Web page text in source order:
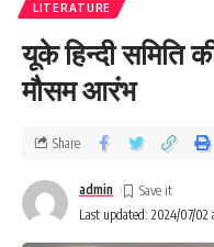
LITERATURE
यूके हिन्दी समिति की
मौसम आरंभ
Last updated: 2024/07/02
admin
Share